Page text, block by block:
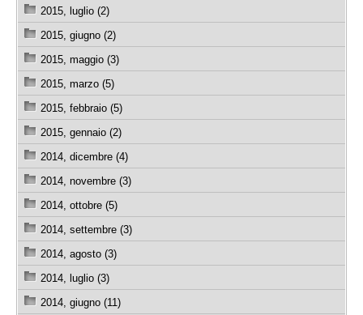
2015, luglio (2)
2015, giugno (2)
2015, maggio (3)
2015, marzo (5)
2015, febbraio (5)
2015, gennaio (2)
2014, dicembre (4)
2014, novembre (3)
2014, ottobre (5)
2014, settembre (3)
2014, agosto (3)
2014, luglio (3)
2014, giugno (11)